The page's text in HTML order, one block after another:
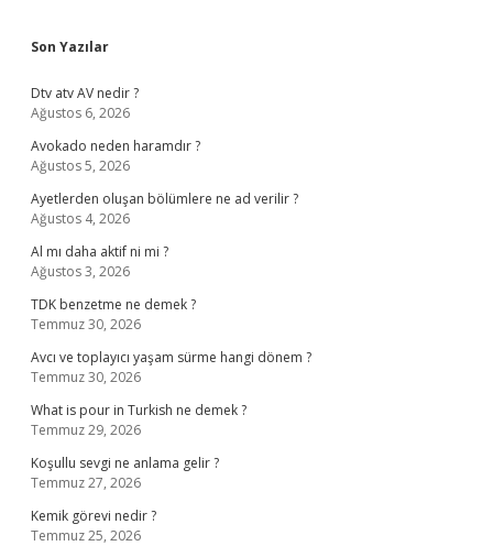
Sidebar
Son Yazılar
Dtv atv AV nedir ?
Ağustos 6, 2026
Avokado neden haramdır ?
Ağustos 5, 2026
Ayetlerden oluşan bölümlere ne ad verilir ?
Ağustos 4, 2026
Al mı daha aktif ni mi ?
Ağustos 3, 2026
TDK benzetme ne demek ?
Temmuz 30, 2026
Avcı ve toplayıcı yaşam sürme hangi dönem ?
Temmuz 30, 2026
What is pour in Turkish ne demek ?
Temmuz 29, 2026
Koşullu sevgi ne anlama gelir ?
Temmuz 27, 2026
Kemik görevi nedir ?
Temmuz 25, 2026